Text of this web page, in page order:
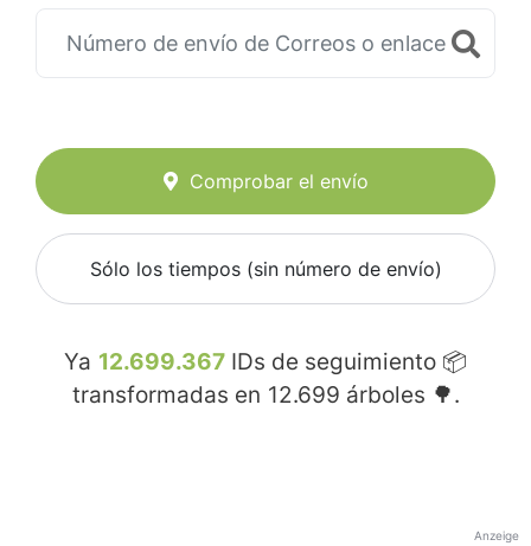
Comprobar el envío
Sólo los tiempos (sin número de envío)
Ya 12.699.367 IDs de seguimiento 📦
transformadas en 12.699 árboles 🌳.
Anzeige